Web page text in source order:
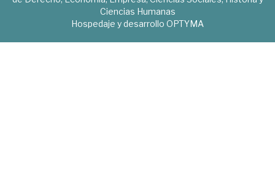
Ciencias Humanas
Hospedaje y desarrollo OPTYMA